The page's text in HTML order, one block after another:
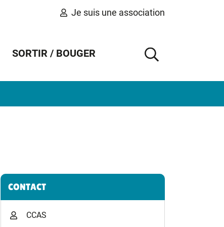
Je suis une association
SORTIR / BOUGER
AFFICHER
Informations complémentaires
CONTACT
CCAS